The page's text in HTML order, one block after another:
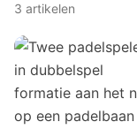
3 artikelen